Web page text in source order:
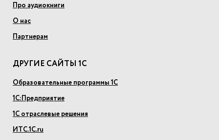
Про аудиокниги
О нас
Партнерам
ДРУГИЕ САЙТЫ 1С
Образовательные программы 1С
1С:Предприятие
1С отраслевые решения
ИТС.1С.ru